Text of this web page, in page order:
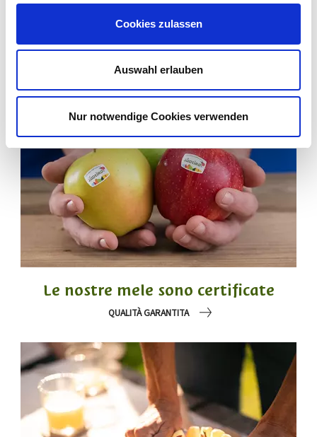
Cookies zulassen
Auswahl erlauben
Nur notwendige Cookies verwenden
*= campi obbligatori
Le nostre mele sono certificate
QUALITÀ GARANTITA